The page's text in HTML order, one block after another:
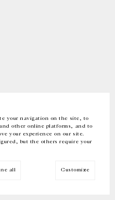
your navigation on the site, to
other online platforms, and to
your experience on our site.
but the others require your
all Customize